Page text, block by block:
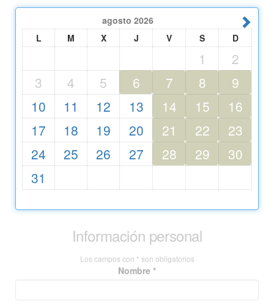
agosto 2026
L
M X J V S D
1
2
3
4 5 6 7 8
9
10
11 12 13 14 15
16
17
18 19 20 21 22
23
24
25 26 27 28 29
30
31
Información personal
Los campos con * son obligatorios
Nombre *